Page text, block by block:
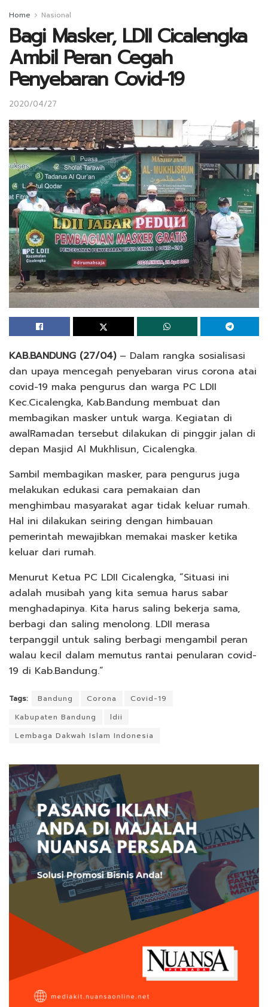
Home Nasional
Bagi Masker, LDII Cicalengka
Ambil Peran Cegah
Penyebaran Covid-19
2020/04/27
KAB.BANDUNG (27/04)– Dalam rangka sosialisasi
dan upaya mencegah penyebaran virus corona atai
covid-19 maka pengurus dan warga PC LDII
Kec.Cicalengka, Kab.Bandung membuat dan
membagikan masker untuk warga. Kegiatan di
awalRamadan tersebut dilakukan di pinggir jalan di
depan Masjid Al Mukhlisun, Cicalengka.
Sambil membagikan masker, para pengurus juga
melakukan edukasi cara pemakaian dan
menghimbau masyarakat agar tidak keluar rumah.
Hal ini dilakukan seiring dengan himbauan
pemerintah mewajibkan memakai masker ketika
keluar dari rumah.
Menurut Ketua PC LDII Cicalengka, “Situasi ini
adalah musibah yang kita semua harus sabar
menghadapinya. Kita harus saling bekerja sama,
berbagi dan saling menolong. LDII merasa
terpanggil untuk saling berbagi mengambil peran
walau kecil dalam memutus rantai penularan covid-
19 di Kab.Bandung.”
Tags: Bandung Corona
Covid-19
Kabupaten Bandung
ldii
Lembaga Dakwah Islam Indonesia